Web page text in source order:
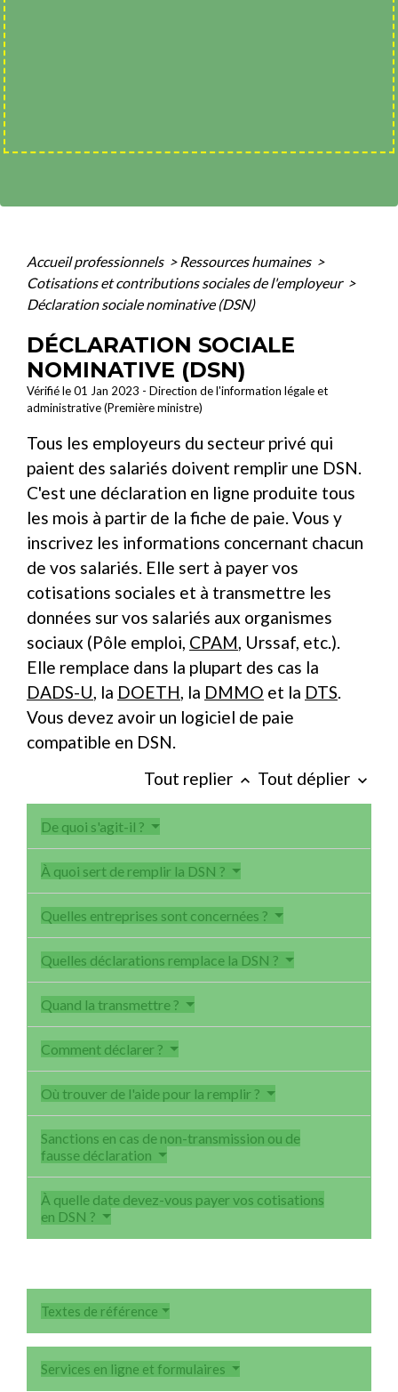
Accueil professionnels > Ressources humaines >
Cotisations et contributions sociales de l'employeur >
Déclaration sociale nominative (DSN)
DÉCLARATION SOCIALE
NOMINATIVE (DSN)
Vérifié le 01 Jan 2023 - Direction de l'information légale et
administrative (Première ministre)
Tous les employeurs du secteur privé qui
paient des salariés doivent remplir une DSN.
C'est une déclaration en ligne produite tous
les mois à partir de la fiche de paie. Vous y
inscrivez les informations concernant chacun
de vos salariés. Elle sert à payer vos
cotisations sociales et à transmettre les
données sur vos salariés aux organismes
sociaux (Pôle emploi, CPAM, Urssaf, etc.).
Elle remplace dans la plupart des cas la
DADS-U, la DOETH, la DMMO et la DTS.
Vous devez avoir un logiciel de paie
compatible en DSN.
Tout replier keyboard_arrow_up Tout déplier keyboard_arrow_down
De quoi s'agit-il ?
À quoi sert de remplir la DSN ?
Quelles entreprises sont concernées ?
Quelles déclarations remplace la DSN ?
Quand la transmettre ?
Comment déclarer ?
Où trouver de l'aide pour la remplir ?
Sanctions en cas de non-transmission ou de
fausse déclaration
À quelle date devez-vous payer vos cotisations
en DSN ?
Textes de référence
Services en ligne et formulaires